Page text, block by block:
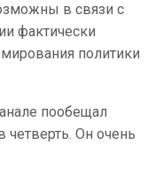
в связи с
фактически
политики
пообещал
четверть. Он очень